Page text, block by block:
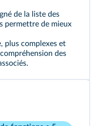
de la liste des
permettre de mieux
plus complexes et
des